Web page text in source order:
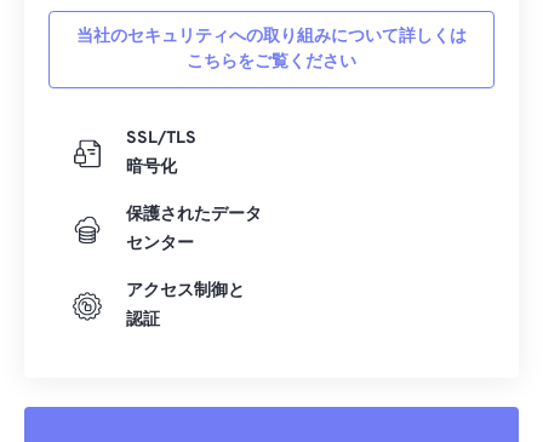
当社のセキュリティへの取り組みについて詳しくは
こちらをご覧ください
SSL/TLS
暗号化
保護されたデータ
センター
アクセス制御と
認証